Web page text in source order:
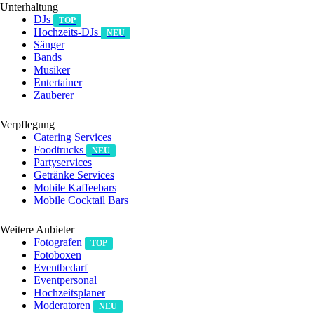
Unterhaltung
DJs
TOP
Hochzeits-DJs NEU
Sänger
Bands
Musiker
Entertainer
Zauberer
Verpflegung
Catering Services
Foodtrucks
NEU
Partyservices
Getränke Services
Mobile Kaffeebars
Mobile Cocktail Bars
Weitere Anbieter
Fotografen
TOP
Fotoboxen
Eventbedarf
Eventpersonal
Hochzeitsplaner
Moderatoren
NEU